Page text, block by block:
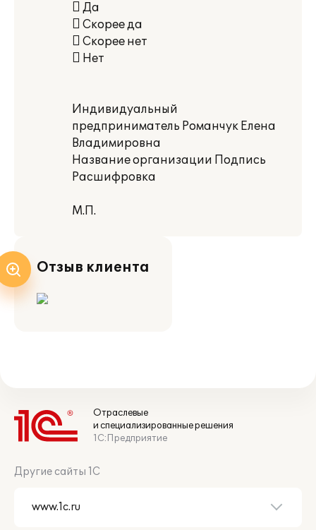
 Да
 Скорее да
 Скорее нет
 Нет
Индивидуальный
предприниматель Романчук Елена
Владимировна
Название организации Подпись
Расшифровка
М.П.
Отзыв клиента
Отраслевые
и специализированные решения
1С:Предприятие
Другие сайты 1С